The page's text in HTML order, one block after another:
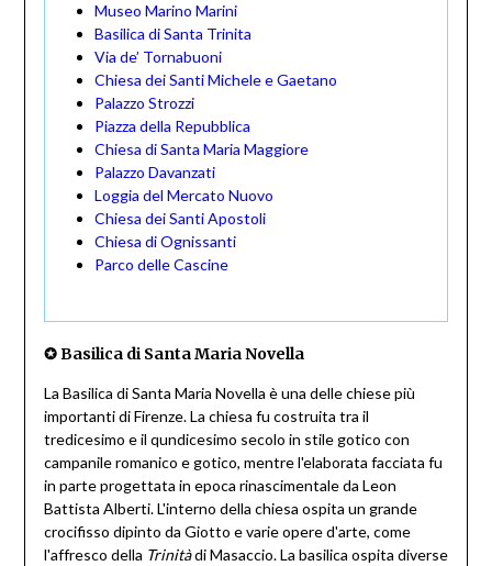
Museo Marino Marini
Basilica di Santa Trinita
Via de’ Tornabuoni
Chiesa dei Santi Michele e Gaetano
Palazzo Strozzi
Piazza della Repubblica
Chiesa di Santa Maria Maggiore
Palazzo Davanzati
Loggia del Mercato Nuovo
Chiesa dei Santi Apostoli
Chiesa di Ognissanti
Parco delle Cascine
✪ Basilica di Santa Maria Novella
La Basilica di Santa Maria Novella è una delle chiese più
importanti di Firenze. La chiesa fu costruita tra il
tredicesimo e il qundicesimo secolo in stile gotico con
campanile romanico e gotico, mentre l'elaborata facciata fu
in parte progettata in epoca rinascimentale da Leon
Battista Alberti. L'interno della chiesa ospita un grande
crocifisso dipinto da Giotto e varie opere d'arte, come
l'affresco della Trinitàdi Masaccio. La basilica ospita diverse